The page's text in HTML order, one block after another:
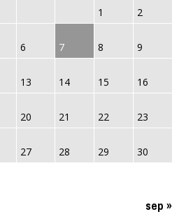
1 2
6 7 8 9
13 14 15 16
20 21 22 23
27 28 29 30
sep »